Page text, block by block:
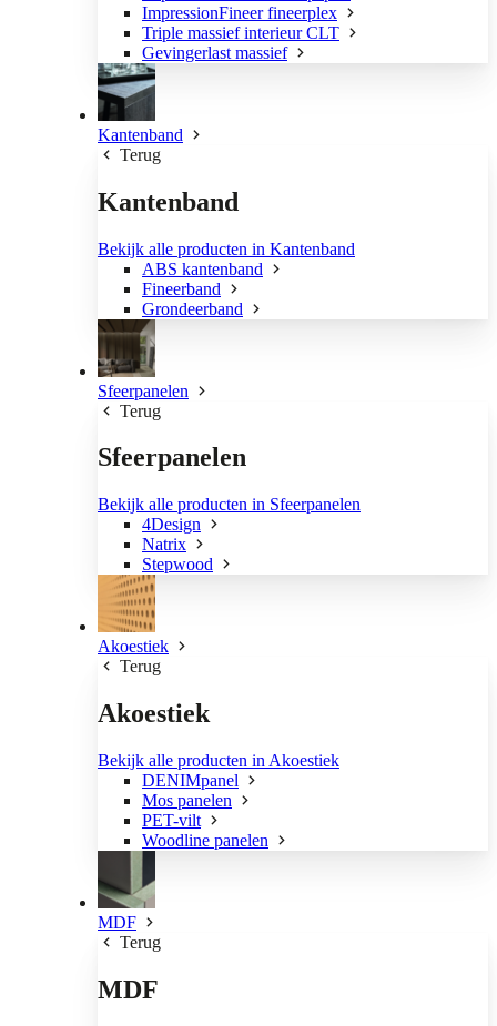
ImpressionFineer fineerplex
Triple massief interieur CLT
Gevingerlast massief
Kantenband
Terug
Kantenband
Bekijk alle producten in Kantenband
ABS kantenband
Fineerband
Grondeerband
Sfeerpanelen
Terug
Sfeerpanelen
Bekijk alle producten in Sfeerpanelen
4Design
Natrix
Stepwood
Akoestiek
Terug
Akoestiek
Bekijk alle producten in Akoestiek
DENIMpanel
Mos panelen
PET-vilt
Woodline panelen
MDF
Terug
MDF